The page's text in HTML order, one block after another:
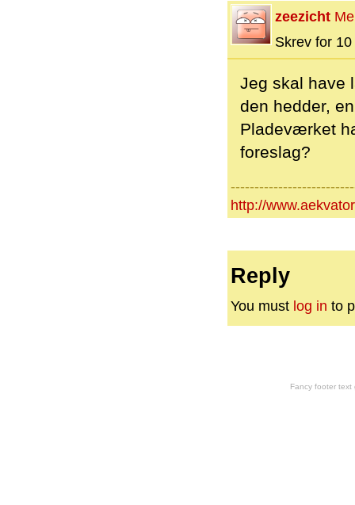
zeezicht
Skrev for
Jeg skal have
den hedder,
Pladeværket
foreslag?
http://
Reply
You must log in to
Fancy footer